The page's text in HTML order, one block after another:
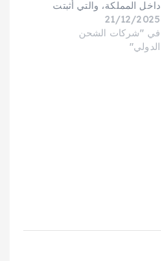
داخل المملكة، والتي أثبتت
كفاءتها في تقديم حلول
شحن بري، بحري، وجوي،
مع التركيز بشكل خاص
21/12/2025
في "شركات الشحن
الدولي"